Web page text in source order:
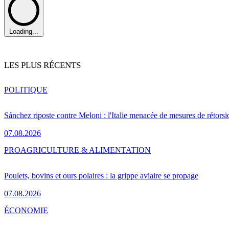
Loading...
LES PLUS RÉCENTS
Sánchez riposte contre Meloni : l'Italie menacée de mesures de
07.08.2026
POLITIQUE
Poulets, bovins et ours polaires : la grippe aviaire se propage
07.08.2026
PROAGRICULTURE & ALIMENTATION
ÉCONOMIE